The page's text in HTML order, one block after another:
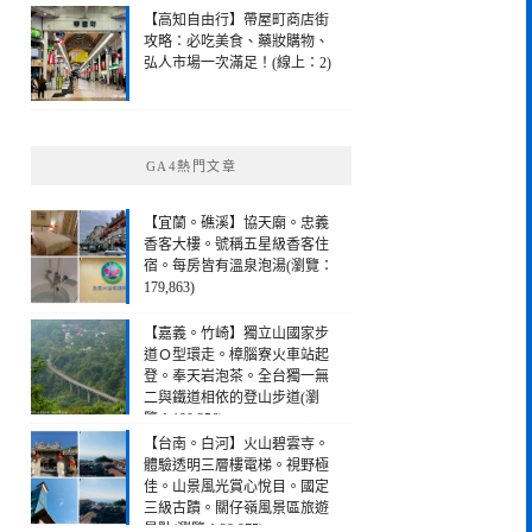
【高知自由行】帶屋町商店街
攻略：必吃美食、藥妝購物、
弘人市場一次滿足！(線上：2)
GA4熱門文章
【宜蘭。礁溪】協天廟。忠義
香客大樓。號稱五星級香客住
宿。每房皆有溫泉泡湯(瀏覽：
179,863)
【嘉義。竹崎】獨立山國家步
道Ｏ型環走。樟腦寮火車站起
登。奉天岩泡茶。全台獨一無
二與鐵道相依的登山步道(瀏
覽：190,256)
【台南。白河】火山碧雲寺。
體驗透明三層樓電梯。視野極
佳。山景風光賞心悅目。國定
三級古蹟。關仔嶺風景區旅遊